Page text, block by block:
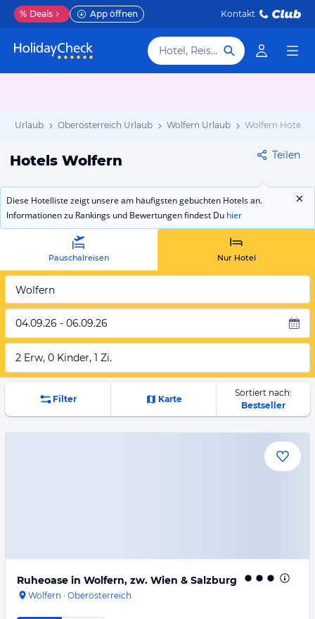
% Deals App öffnen Kontakt
Hotel, Reiseziel
Urlaub Oberösterreich Urlaub Wolfern Urlaub Wolfern Hotels
Hotels Wolfern Teilen
Diese Hotelliste zeigt unsere am häufigsten gebuchten Hotels an.
Informationen zu Rankings und Bewertungen findest Du hier
Pauschalreisen Nur Hotel
Wolfern
04.09.26 - 06.09.26
2 Erw, 0 Kinder, 1 Zi.
Filter Karte
Sortiert nach:
Bestseller
Ruheoase in Wolfern, zw. Wien & Salzburg
Wolfern · Oberösterreich